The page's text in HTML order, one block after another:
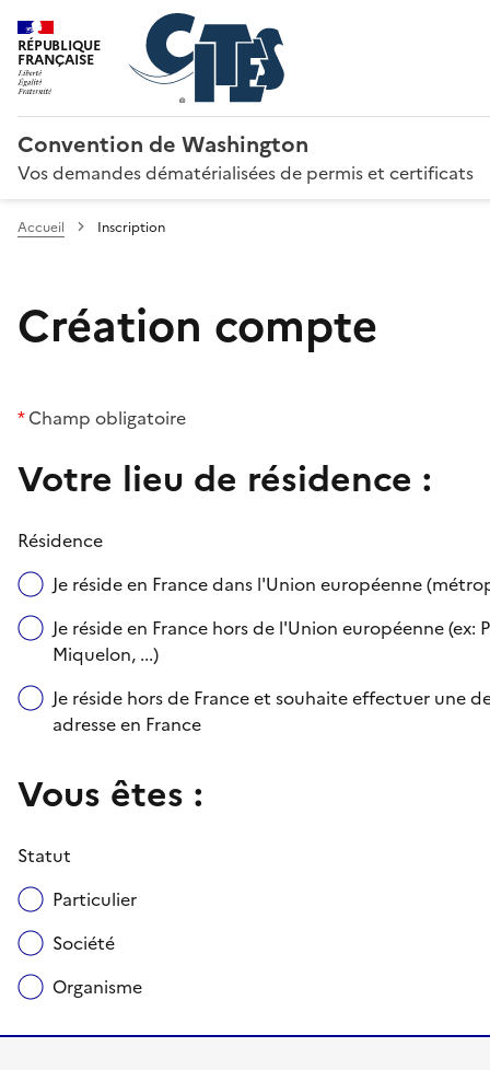
RÉPUBLIQUE
FRANÇAISE
Convention de Washington
Vos demandes dématérialisées de permis et certificats
Accueil Inscription
Création compte
*Champ obligatoire
Votre lieu de résidence :
Résidence
Je réside en France dans l'Union européenne
Je réside en France hors de l'Union européenne
Miquelon, ...)
Je réside hors de France et souhaite effectuer une
adresse en France
Vous êtes :
Statut
Particulier
Société
Organisme